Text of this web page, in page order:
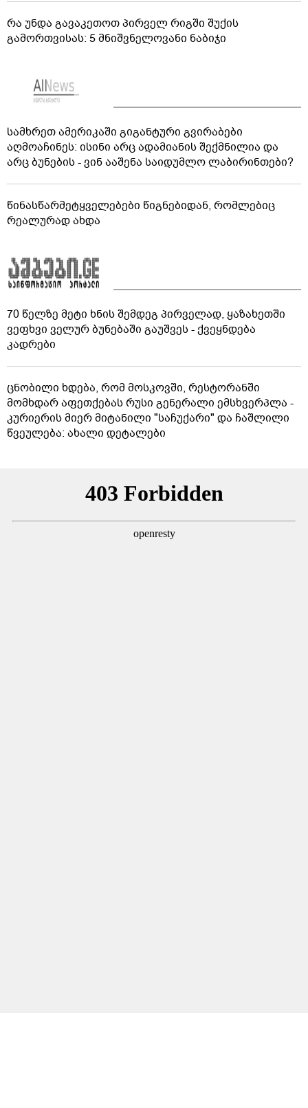
რა უნდა გავაკეთოთ პირველ რიგში შუქის
გამორთვისას: 5 მნიშვნელოვანი ნაბიჯი
სამხრეთ ამერიკაში გიგანტური გვირაბები
აღმოაჩინეს: ისინი არც ადამიანის შექმნილია და
არც ბუნების - ვინ ააშენა საიდუმლო ლაბირინთები?
წინასწარმეტყველებები წიგნებიდან, რომლებიც
რეალურად ახდა
70 წელზე მეტი ხნის შემდეგ პირველად, ყაზახეთში
ვეფხვი ველურ ბუნებაში გაუშვეს - ქვეყნდება
კადრები
ცნობილი ხდება, რომ მოსკოვში, რესტორანში
მომხდარ აფეთქებას რუსი გენერალი ემსხვერპლა -
კურიერის მიერ მიტანილი "საჩუქარი" და ჩაშლილი
წვეულება: ახალი დეტალები